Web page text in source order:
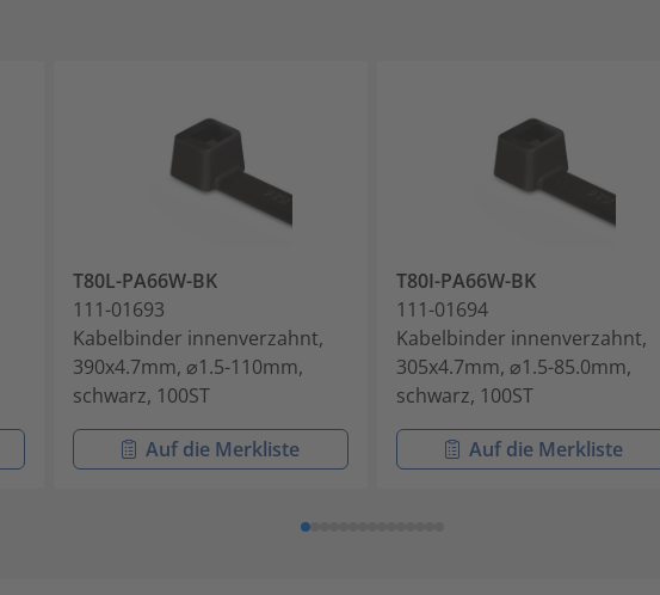
T80L-PA66W-BK
111-01693
Kabelbinder innenverzahnt,
390x4.7mm, ⌀1.5-110mm,
schwarz, 100ST
Auf die Merkliste
T80I-PA66W-BK
111-01694
Kabelbinder innenverzahnt,
305x4.7mm, ⌀1.5-85.0mm,
schwarz, 100ST
Auf die Merkliste